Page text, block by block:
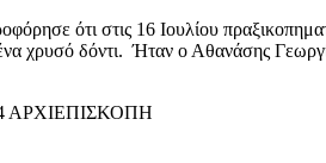
ότι στις 16 Ιουλίου
χρυσό δόντι. Ήταν ο Αθανάσης
ΑΡΧΙΕΠΙΣΚΟΠΗ